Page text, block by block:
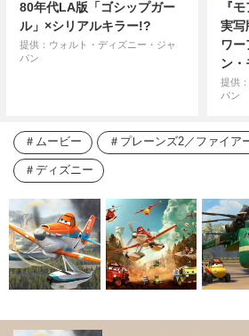
80年代LA版「ゴシップガー
ル」×シリアルキラー!?
提供：ウォルト・ディズニー・ジャ
パン
『
実写
ワ
ン
提供
パン
ムービー プレーンズ2／ファイア
ディズニー